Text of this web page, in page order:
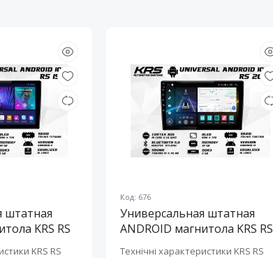
штатная
KRS RS
KRS RS
Код: 676
Универсальная штатная
ANDROID магнитола KRS RS
Технічні характеристики KRS RS